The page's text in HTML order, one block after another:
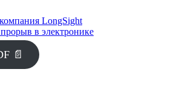
LongSight
в электронике
📄